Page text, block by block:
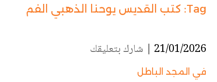
Tag: كتب القديس يوحنا الذهبي الفم
21/01/2026 | شارك بتعليقك
في المجد الباطل